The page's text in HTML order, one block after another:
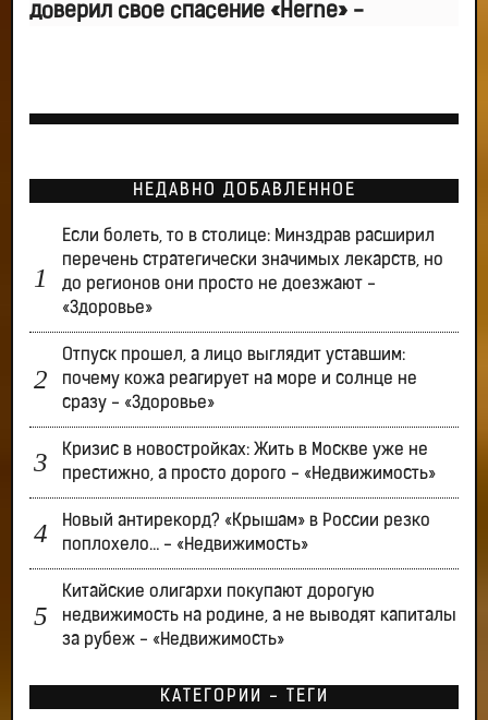
доверил свое спасение «Herne» -
НЕДАВНО ДОБАВЛЕННОЕ
Если болеть, то в столице: Минздрав расширил
перечень стратегически значимых лекарств, но
до регионов они просто не доезжают -
«Здоровье»
Отпуск прошел, а лицо выглядит уставшим:
почему кожа реагирует на море и солнце не
сразу - «Здоровье»
Кризис в новостройках: Жить в Москве уже не
престижно, а просто дорого - «Недвижимость»
Новый антирекорд? «Крышам» в России резко
поплохело… - «Недвижимость»
Китайские олигархи покупают дорогую
недвижимость на родине, а не выводят капиталы
за рубеж - «Недвижимость»
КАТЕГОРИИ - ТЕГИ